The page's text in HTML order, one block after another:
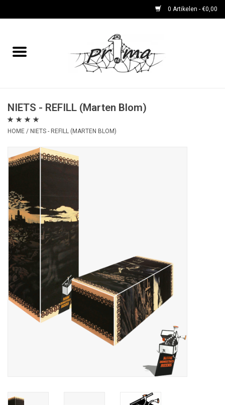
0 Artikelen - €0,00
Home
DVD's en CD's
periodieken
Rare Dingetjes-reeks
Bemoste Beeld-prijswinnaars
NIETS - REFILL (Marten Blom)
HOME / NIETS - REFILL (MARTEN BLOM)